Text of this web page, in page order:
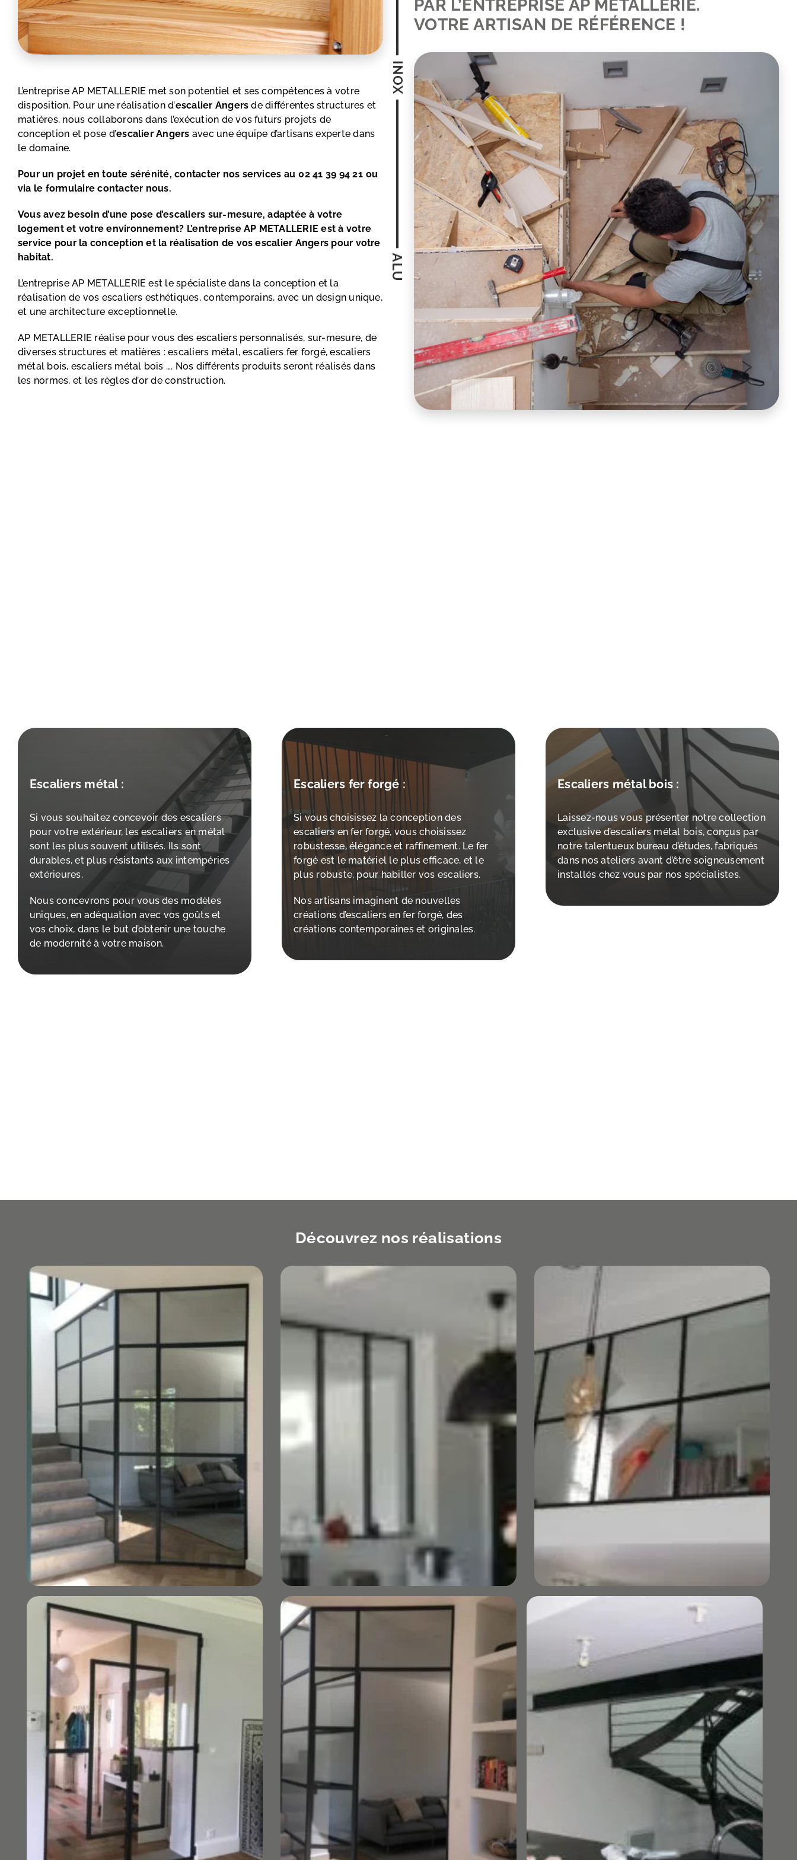
L’entreprise AP METALLERIE met son potentiel et ses compétences à votre
disposition. Pour une réalisation d’escalier Angers de différentes structures et
matières, nous collaborons dans l’exécution de vos futurs projets de
conception et pose d’escalierAngers avec une équipe d’artisans experte dans
le domaine.
Pour un projet en toute sérénité, contacter nos services au 02 41 39 94 21 ou
via le formulairecontacter nous.
Vous avez besoin d’une pose d’escaliers sur-mesure, adaptée à votre
logement et votre environnement? L’entreprise AP METALLERIE est à votre
service pour la conception et la réalisation de vos escalier Angers pour votre
habitat.
L’entreprise AP METALLERIE est le spécialiste dans la conception et la
réalisation de vos escaliers esthétiques, contemporains, avec un design unique,
et une architecture exceptionnelle.
AP METALLERIE réalise pour vous des escaliers personnalisés, sur-mesure, de
diverses structures et matières : escaliers métal, escaliers fer forgé, escaliers
métal bois, escaliers métal bois …. Nos différents produits seront réalisés dans
les normes, et les règles d’or de construction.
PAR L’ENTREPRISE AP METALLERIE.
VOTRE ARTISAN DE RÉFÉRENCE !
Escaliers métal :
Si vous souhaitez concevoir des escaliers
pour votre extérieur, les escaliers en métal
sont les plus souvent utilisés. Ils sont
durables, et plus résistants aux intempéries
extérieures.
Nous concevrons pour vous des modèles
uniques, en adéquation avec vos goûts et
vos choix, dans le but d’obtenir une touche
de modernité à votre maison.
Escaliers fer forgé :
Si vous choisissez la conception des
escaliers en fer forgé, vous choisissez
robustesse, élégance et raffinement. Le fer
forgé est le matériel le plus efficace, et le
plus robuste, pour habiller vos escaliers.
Nos artisans imaginent de nouvelles
créations d’escaliers en fer forgé, des
créations contemporaines et originales.
Escaliers métal bois :
Laissez-nous vous présenter notre collection
exclusive d’escaliers métal bois, conçus par
notre talentueux bureau d’études, fabriqués
dans nos ateliers avant d’être soigneusement
installés chez vous par nos spécialistes.
Découvrez nos réalisations